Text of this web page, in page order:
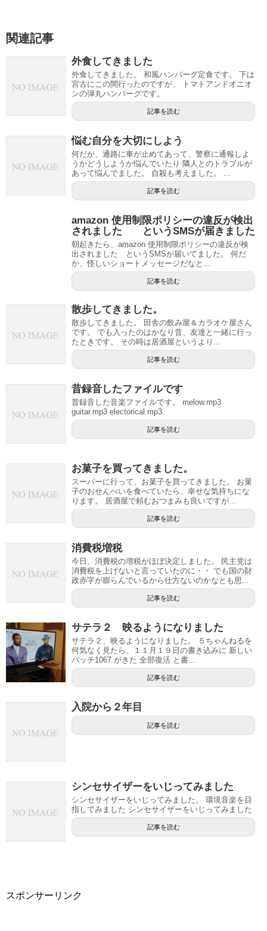
関連記事
外食してきました
外食してきました。 和風ハンバーグ定食です。 下は
宮古にこの間行ったのですが、 トマトアンドオニオ
ンの弾丸ハンバーグです。
記事を読む
悩む自分を大切にしよう
何だか、通路に車が止めてあって、警察に通報しよ
うかどうしようか悩んでいたり 隣人とのトラブルが
あって悩んでました。 自殺も考えました。 ...
記事を読む
amazon 使用制限ポリシーの違反が検出
されました というSMSが届きました
朝起きたら、amazon 使用制限ポリシーの違反が検
出されました というSMSが届いてました。 何だ
か、怪しいショートメッセージだなと...
記事を読む
散歩してきました。
散歩してきました。 田舎の飲み屋＆カラオケ屋さん
です。 でも入ったのはかなり昔、友達と一緒に行っ
たときです。 その時は居酒屋というより...
記事を読む
昔録音したファイルです
昔録音した音楽ファイルです。 melow.mp3
guitar.mp3 electorical.mp3
記事を読む
お菓子を買ってきました。
スーパーに行って、お菓子を買ってきました。 お菓
子のおせんべいを食べていたら、幸せな気持ちにな
ります。 居酒屋で頼むおつまみも良いですが...
記事を読む
消費税増税
今日、消費税の増税がほぼ決定しました。 民主党は
消費税を上げないと言っていたのに・・ でも国の財
政赤字が膨らんでいるから仕方ないのかなとも思...
記事を読む
サテラ２ 映るようになりました
サテラ２、映るようになりました。 ５ちゃんねるを
何気なく見たら、１１月１９日の書き込みに 新しい
パッチ1067 がきた 全部復活 と書...
記事を読む
入院から２年目
記事を読む
シンセサイザーをいじってみました
シンセサイザーをいじってみました。 環境音楽を目
指してみました シンセサイザーをいじってみました
記事を読む
スポンサーリンク